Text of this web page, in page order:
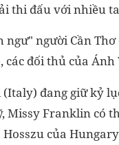
thi đấu với nhiều
người Cần
các đối thủ của
đang giữ kỷ
Missy Franklin có
của